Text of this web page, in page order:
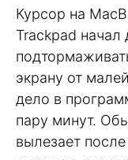
Курсор на
Trackpad начал
экрану от
дело в
пару минут.
вылезает